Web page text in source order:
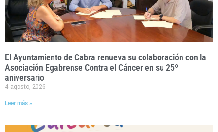
El Ayuntamiento de Cabra renueva su colaboración con la
Asociación Egabrense Contra el Cáncer en su 25º
aniversario
4 agosto, 2026
Leer más »